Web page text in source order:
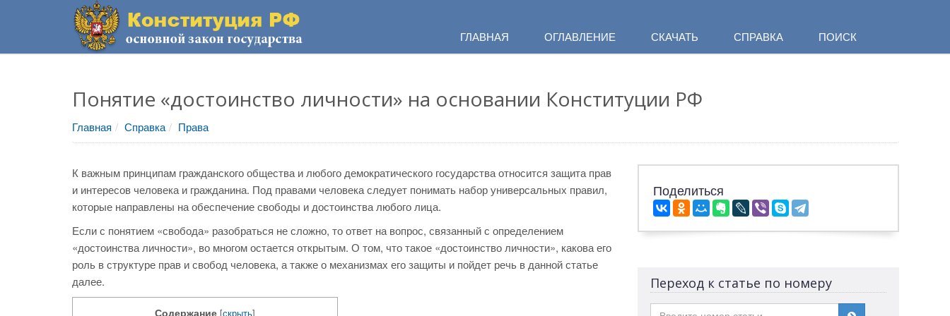
ГЛАВНАЯ ОГЛАВЛЕНИЕ СКАЧАТЬ СПРАВКА ПОИСК
Понятие «достоинство личности» на основании Конституции РФ
Главная Справка Права
К важным принципам гражданского общества и любого демократического государства относится защита прав
и интересов человека и гражданина. Под правами человека следует понимать набор универсальных правил,
которые направлены на обеспечение свободы и достоинства любого лица.
Если с понятием «свобода» разобраться не сложно, то ответ на вопрос, связанный с определением
«достоинства личности», во многом остается открытым. О том, что такое «достоинство личности», какова его
роль в структуре прав и свобод человека, а также о механизмах его защиты и пойдет речь в данной статье
далее.
Содержание [скрыть]
Поделиться
Переход к статье по номеру